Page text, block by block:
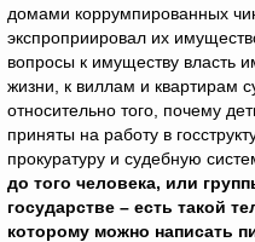
домами коррумпированных
экспроприировал их
вопросы к имуществу власть
жизни, к виллам и квартирам
относительно того, почему
приняты на работу в
прокуратуру и судебную
до того человека, или
государстве – есть такой
которому можно написать